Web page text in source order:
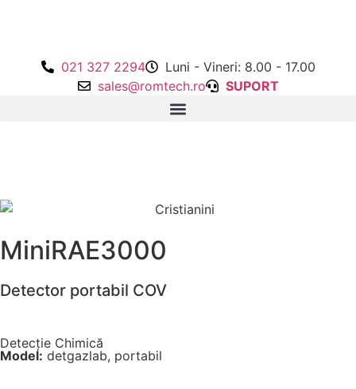
021 327 2294
Luni - Vineri: 8.00 - 17.00
sales@romtech.ro
SUPORT
MiniRAE3000
Detector portabil COV
Detecție Chimică
Model: detgazlab, portabil